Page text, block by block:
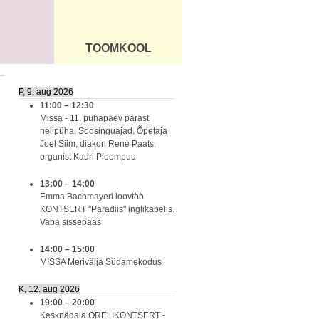
ÜLDINFO
TOOMKOOL
P, 9. aug 2026
11:00 – 12:30
Missa - 11. pühapäev pärast
nelipüha. Soosinguajad. Õpetaja
Joel Siim, diakon Renè Paats,
organist Kadri Ploompuu
13:00 – 14:00
Emma Bachmayeri loovtöö
KONTSERT "Paradiis" inglikabelis.
Vaba sissepääs
14:00 – 15:00
MISSA Merivälja Südamekodus
K, 12. aug 2026
19:00 – 20:00
Kesknädala ORELIKONTSERT -